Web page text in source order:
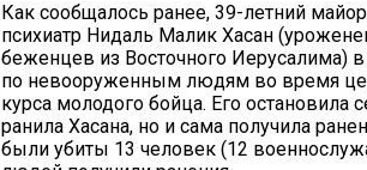
Как сообщалось ранее, 39-летний
психиатр Нидаль Малик Хасан
беженцев из Восточного Иерусалима)
по невооруженным людям во время
курса молодого бойца. Его
ранила Хасана, но и сама получила
были убиты 13 человек (12